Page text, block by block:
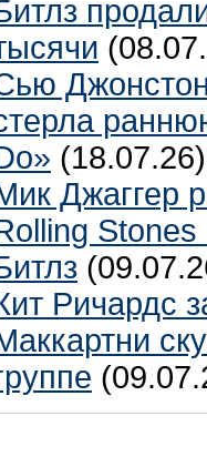
(18.07.26)
Джаггер
Stones
Ричардс